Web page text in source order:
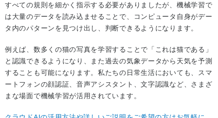
すべての規則を細かく指示する必要がありましたが、機械学習で
は大量のデータを読み込ませることで、コンピュータ自身がデー
タ内のパターンを見つけ出し、判断できるようになります。
例えば、数多くの猫の写真を学習することで「これは猫である」
と認識できるようになり、また過去の気象データから天気を予測
することも可能になります。私たちの日常生活においても、スマ
ートフォンの顔認証、音声アシスタント、文字認識など、さまざ
まな場面で機械学習が活用されています。